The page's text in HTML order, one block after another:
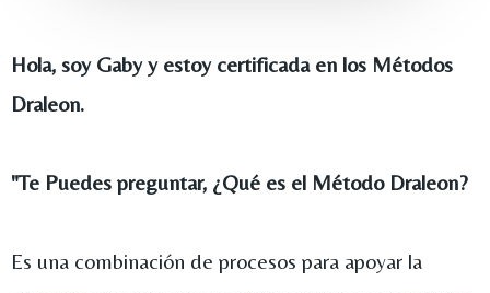
Hola, soy Gaby y estoy certificada en los Métodos
Draleon.
"Te Puedes preguntar, ¿Qué es el Método Draleon?
Es una combinación de procesos para apoyar la